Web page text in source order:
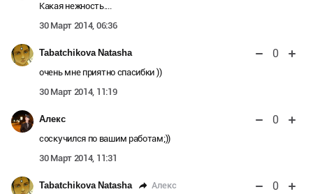
Какая нежность....
30 Март 2014, 06:36
Tabatchikova Natasha 0
очень мне приятно спасибки ))
30 Март 2014, 11:19
Алекс 0
соскучился по вашим работам;))
30 Март 2014, 11:31
Tabatchikova Natasha Алекс 0